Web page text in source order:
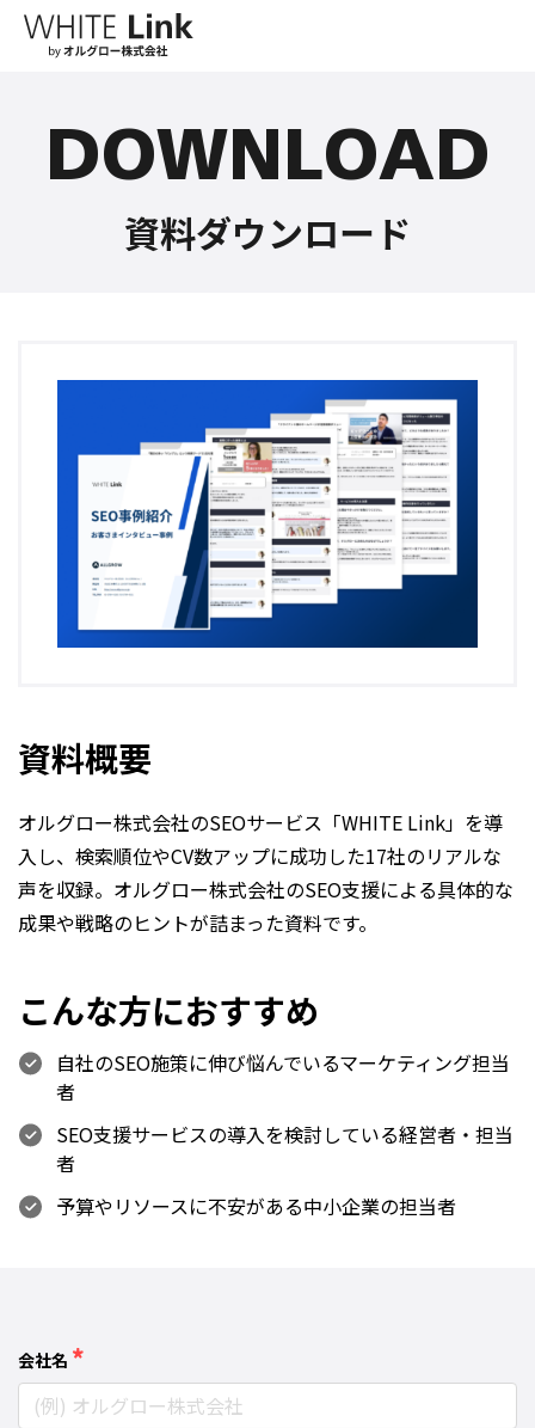
DOWNLOAD
資料ダウンロード
資料概要
オルグロー株式会社のSEOサービス「WHITE Link」を導
入し、検索順位やCV数アップに成功した17社のリアルな
声を収録。オルグロー株式会社のSEO支援による具体的な
成果や戦略のヒントが詰まった資料です。
こんな方におすすめ
自社のSEO施策に伸び悩んでいるマーケティング担当
者
SEO支援サービスの導入を検討している経営者・担当
者
予算やリソースに不安がある中小企業の担当者
会社名 *